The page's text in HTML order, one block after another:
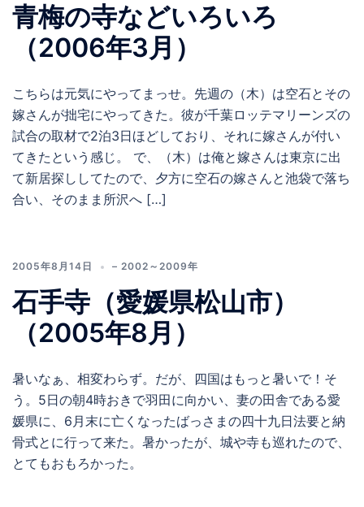
青梅の寺などいろいろ
（2006年3月）
こちらは元気にやってまっせ。先週の（木）は空石とその
嫁さんが拙宅にやってきた。彼が千葉ロッテマリーンズの
試合の取材で2泊3日ほどしており、それに嫁さんが付い
てきたという感じ。 で、（木）は俺と嫁さんは東京に出
て新居探ししてたので、夕方に空石の嫁さんと池袋で落ち
合い、そのまま所沢へ […]
2005年8月14日 – 2002～2009年
石手寺（愛媛県松山市）
（2005年8月）
暑いなぁ、相変わらず。だが、四国はもっと暑いで！そ
う。5日の朝4時おきで羽田に向かい、妻の田舎である愛
媛県に、6月末に亡くなったばっさまの四十九日法要と納
骨式とに行って来た。暑かったが、城や寺も巡れたので、
とてもおもろかった。